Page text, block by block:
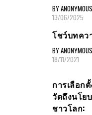
BY
13/06/2025
โชว์บทคว
BY
18/11/2021
การเลือก
วัดถึงนโย
ชาวโลก: